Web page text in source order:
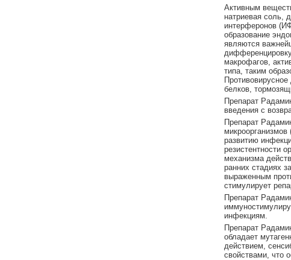
Активным
натриевая соль,
интерферонов
образование
являются
макрофагов,
типа, таким
белков,
Препарат
введения с
Препарат
развитию
резистентности
механизма
ранних стадиях
выраженным
стимулирует
Препарат
инфекциям.
Препарат
обладает
действием,
свойствами, что